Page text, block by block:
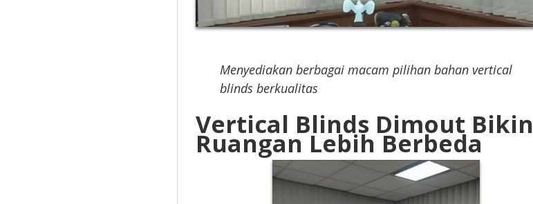
Menyediakan berbagai macam pilihan bahan vertical
blinds berkualitas
Vertical Blinds Dimout Bikin
Ruangan Lebih Berbeda